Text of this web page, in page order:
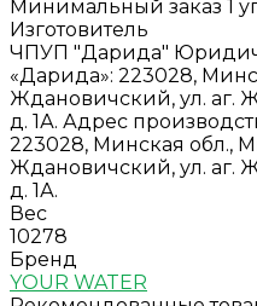
Минимальный заказ 1
Изготовитель
ЧПУП "Дарида"
«Дарида»: 223028,
Ждановичский, ул. аг.
д. 1А. Адрес
223028, Минская обл.,
Ждановичский, ул. аг.
д. 1А.
Вес
10278
Бренд
YOUR WATER